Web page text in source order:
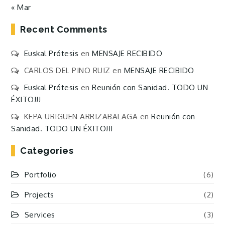
« Mar
Recent Comments
Euskal Prótesis enMENSAJE RECIBIDO
CARLOS DEL PINO RUIZ en MENSAJE RECIBIDO
Euskal Prótesis enReunión con Sanidad. TODO UN
ÉXITO!!!
KEPA URIGÜEN ARRIZABALAGA enReunión con
Sanidad. TODO UN ÉXITO!!!
Categories
Portfolio (6)
Projects (2)
Services (3)